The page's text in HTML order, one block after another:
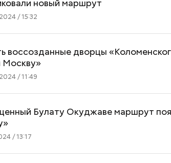
новый маршрут
/ 15:32
воссозданные дворцы
Москву»
/ 11:49
Булату Окуджаве маршрут
/ 13:17